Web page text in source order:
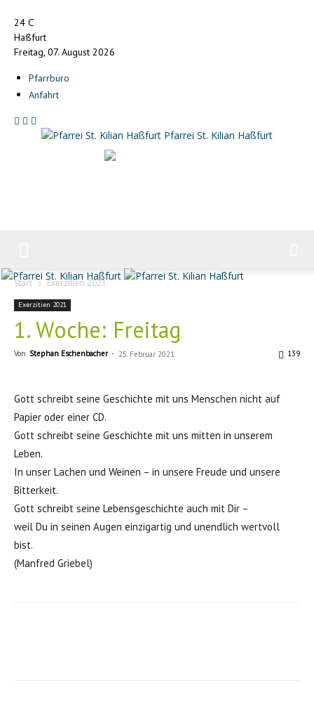
24 C
Haßfurt
Freitag, 07. August 2026
Pfarrbüro
Anfahrt
Pfarrei St. Kilian Haßfurt
Start Exerzitien 2021
Exerzitien 2021
1. Woche: Freitag
Von Stephan Eschenbacher - 25. Februar 2021 139
Gott schreibt seine Geschichte mit uns Menschen nicht auf
Papier oder einer CD.
Gott schreibt seine Geschichte mit uns mitten in unserem
Leben.
In unser Lachen und Weinen – in unsere Freude und unsere
Bitterkeit.
Gott schreibt seine Lebensgeschichte auch mit Dir –
weil Du in seinen Augen einzigartig und unendlich wertvoll
bist.
(Manfred Griebel)